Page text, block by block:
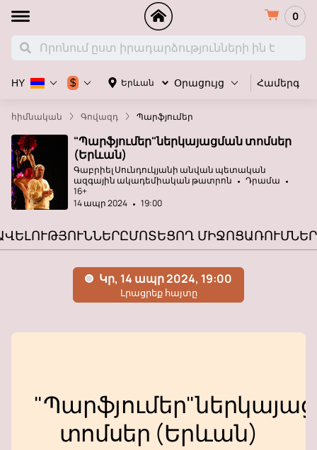
0
Երևան Օրացույց Համերգ
HY $
հիմնական Գովազդ Պարֆյումեր
"Պարֆյումեր"ներկայացման տոմսեր
(Երևան)
Գաբրիել Սունդուկյանի անվան պետական ​​
ազգային ակադեմիական թատրոն
Դրամա
16+
14 ապր 2024
19:00
ՄՈՏԵՑՈՂ ՄԻՋՈՑԱՌՈՒՄՆԵՐ
տոմսեր (Երևան)